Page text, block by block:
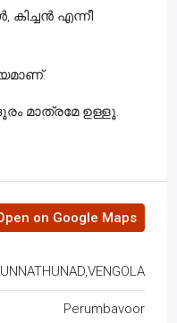
എന്നീ
മാത്രമേ ഉള്ളൂ.
on Google Maps
Perumbavoor